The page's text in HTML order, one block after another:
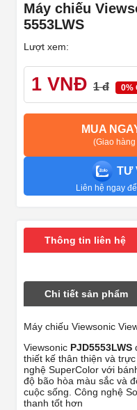
Máy chiếu
5553LWS
Lượt xem:
1 VNĐ 1 đ 0%
MUA
(Giao
TƯ
Liên hệ ngay
Thông tin liên hệ
Chi tiết sản phẩm
Máy chiếu Viewsonic
Viewsonic PJD5553LWS
thiết kế thân thiện và
nghệ SuperColor với
độ bão hòa màu sắc và
cuộc sống. Công nghệ
thanh tốt hơn